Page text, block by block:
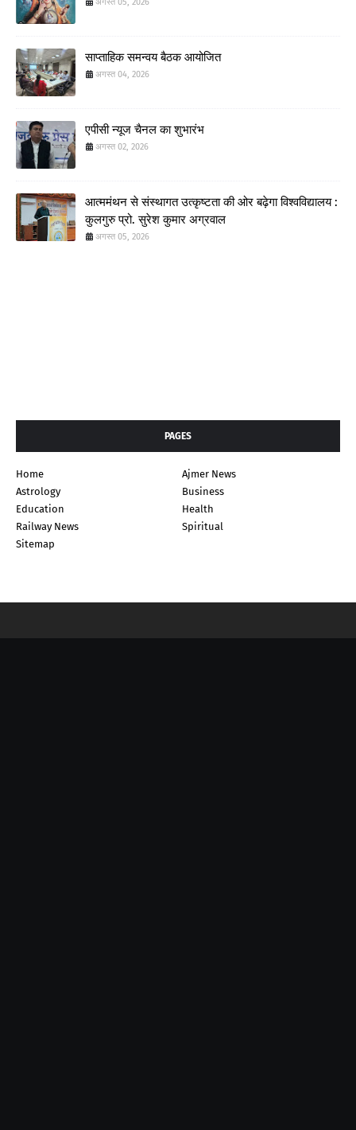
साप्ताहिक समन्वय बैठक आयोजित
अगस्त 04, 2026
एपीसी न्यूज चैनल का शुभारंभ
अगस्त 02, 2026
आत्ममंथन से संस्थागत उत्कृष्टता की ओर बढ़ेगा विश्वविद्यालय :
कुलगुरु प्रो. सुरेश कुमार अग्रवाल
अगस्त 05, 2026
PAGES
Home
Ajmer News
Astrology
Business
Education
Health
Railway News
Spiritual
Sitemap